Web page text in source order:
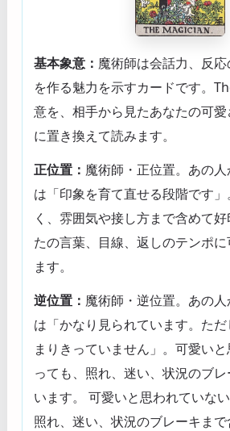
基本象意： 魔術師は会話力、反
を作る魅力を示すカードです。
意を、相手から見たあなたの可
に置き換えて読みます。
正位置： 魔術師・正位置。あの
は「印象を育て直せる段階です
く、雰囲気や接し方まで含めて
たの言葉、目線、返しのテンポ
ます。
逆位置： 魔術師・逆位置。あの
は「かなり見られています。た
まりきっていません」。可愛い
っても、照れ、迷い、状況のブ
います。 可愛いと思われていない
照れ、迷い、状況のブレーキまで